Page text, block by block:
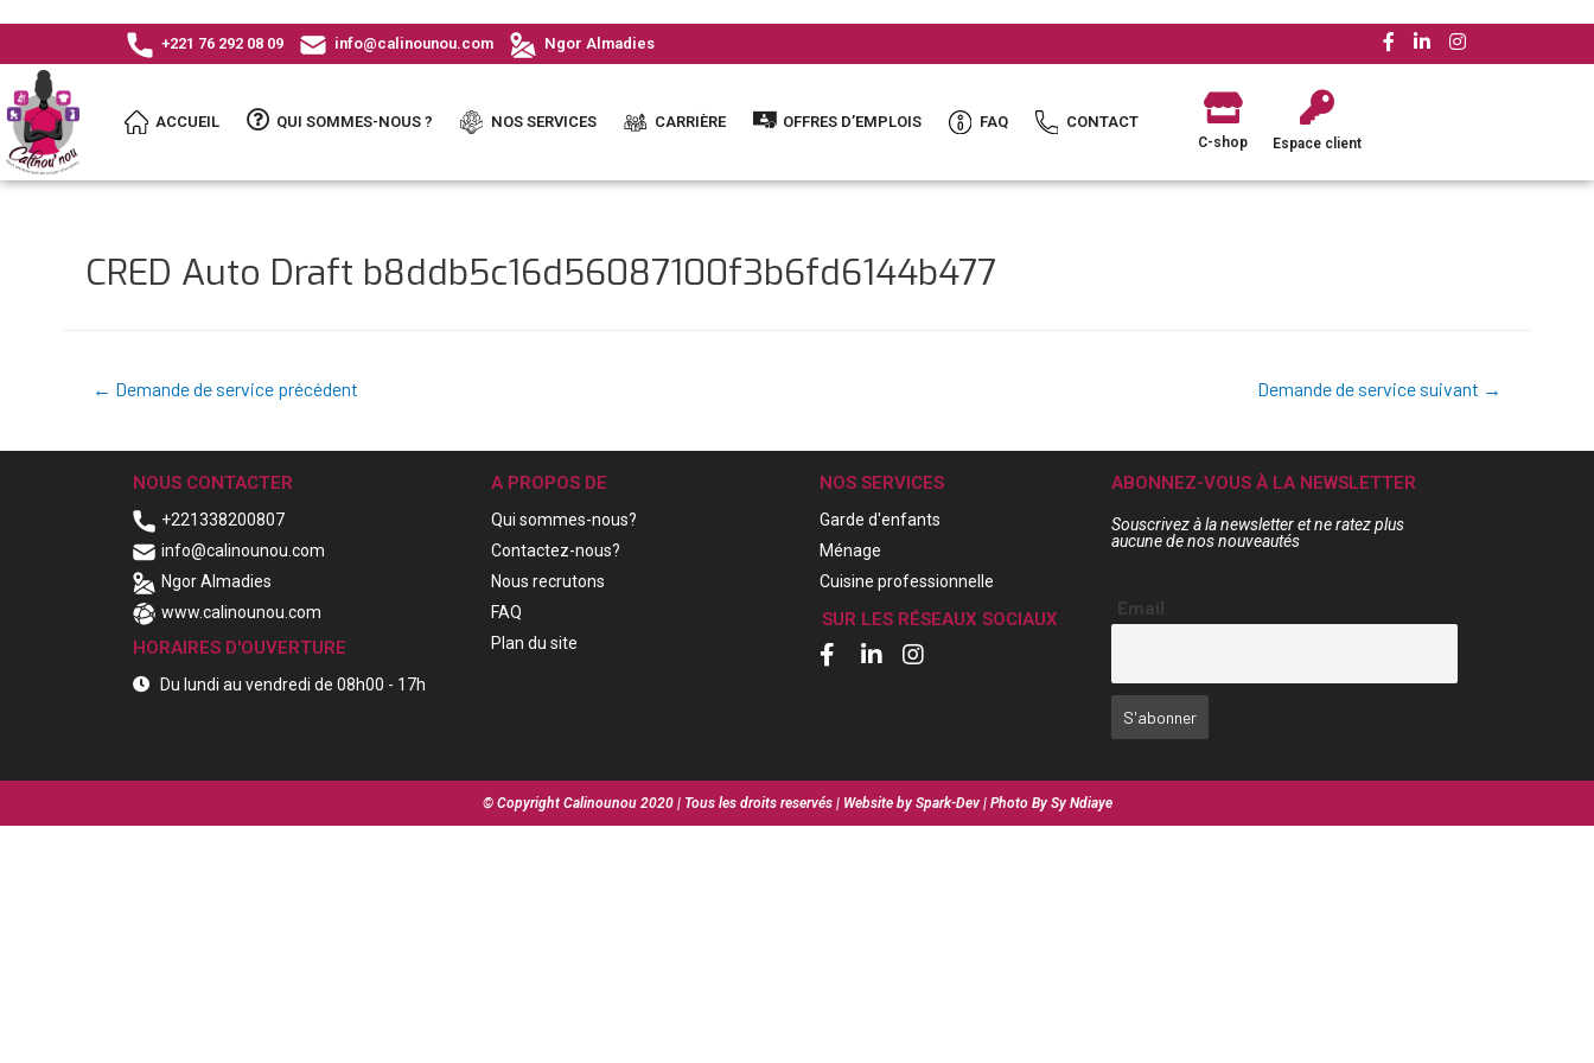
+221 76 292 08 09 info@calinounou.com Ngor Almadies
ACCUEIL QUI SOMMES-NOUS ? NOS SERVICES CARRIÈRE OFFRES D’EMPLOIS FAQ CONTACT
C-shop Espace client
CRED Auto Draft b8ddb5c16d56087100f3b6fd6144b477
← Demande de service précédent Demande de service suivant →
NOUS CONTACTER
+221338200807
info@calinounou.com
Ngor Almadies
www.calinounou.com
HORAIRES D'OUVERTURE
Du lundi au vendredi de 08h00 - 17h
A PROPOS DE
Qui sommes-nous?
Contactez-nous?
Nous recrutons
FAQ
Plan du site
NOS SERVICES
Garde d'enfants
Ménage
Cuisine professionnelle
SUR LES RÉSEAUX SOCIAUX
ABONNEZ-VOUS À LA NEWSLETTER
Souscrivez à la newsletter et ne ratez plus
aucune de nos nouveautés
Email
© Copyright Calinounou 2020 | Tous les droits reservés | Website by Spark-Dev | Photo By Sy Ndiaye